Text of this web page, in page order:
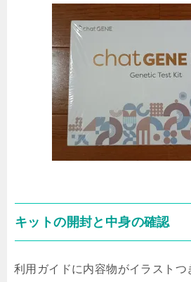
キットの開封と中身の確認
利用ガイドに内容物がイラストつ